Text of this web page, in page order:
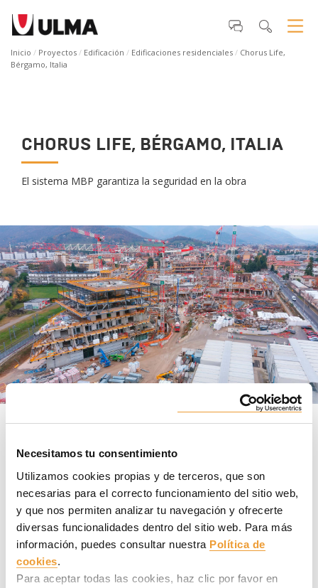
Necesitamos tu consentimiento
Utilizamos cookies propias y de terceros, que son
necesarias para el correcto funcionamiento del sitio web,
y que nos permiten analizar tu navegación y ofrecerte
diversas funcionalidades dentro del sitio web. Para más
información, puedes consultar nuestra Política de
cookies.
Para aceptar todas las cookies, haz clic por favor en
Inicio Proyectos Edificación Edificaciones residenciales
Chorus Life,
Bérgamo, Italia
CHORUS LIFE, BÉRGAMO, ITALIA
El sistema MBP garantiza la seguridad en la obra
PRODUCTOS EMPLEADOS
VÍDEOS